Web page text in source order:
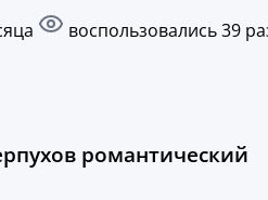
воспользовались 39
романтический